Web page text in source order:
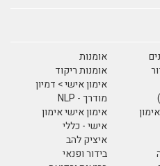
אומנות
אומנות ריקוד
אימון אישי > דמיון
מודרך - NLP
אימון אישי אימון
אישי - כללי
איציק להב
בידור ופנאי